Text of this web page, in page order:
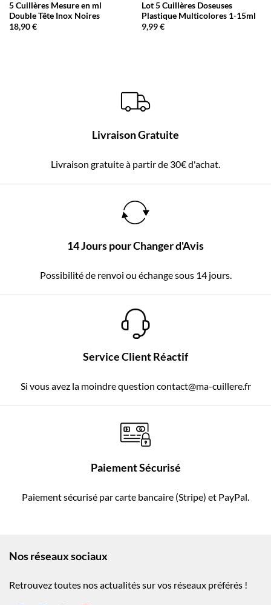
5 Cuillères Mesure en ml
Double Tête Inox Noires
18,90€
Lot 5 Cuillères Doseuses
Plastique Multicolores 1-15ml
9,99€
Livraison Gratuite
Livraison gratuite à partir de 30€ d'achat.
14 Jours pour Changer d'Avis
Possibilité de renvoi ou échange sous 14 jours.
Service Client Réactif
Si vous avez la moindre question contact@ma-cuillere.fr
Paiement Sécurisé
Paiement sécurisé par carte bancaire (Stripe) et PayPal.
Nos réseaux sociaux
Retrouvez toutes nos actualités sur vos réseaux préférés !